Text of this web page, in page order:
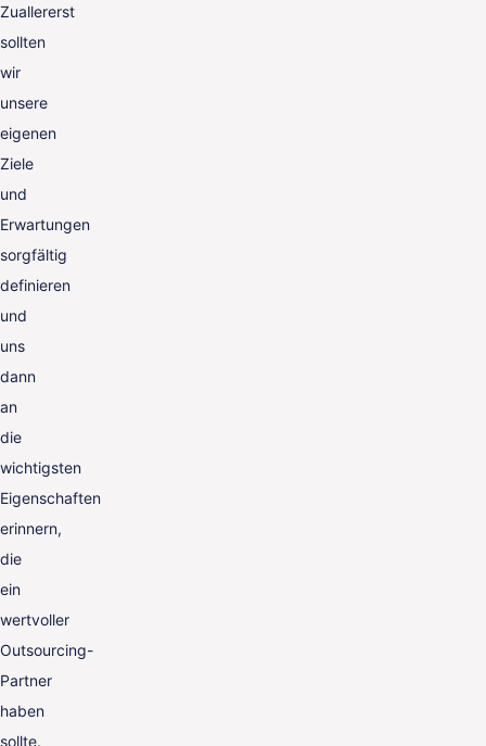
Zuallererst
sollten
wir
unsere
eigenen
Ziele
und
Erwartungen
sorgfältig
definieren
und
uns
dann
an
die
wichtigsten
Eigenschaften
erinnern,
die
ein
wertvoller
Outsourcing-
Partner
haben
sollte.